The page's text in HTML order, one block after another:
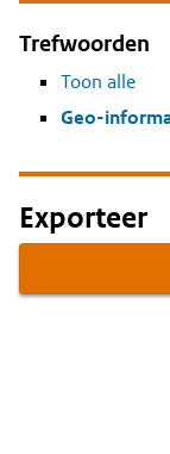
Trefwoorden
Toon alle
Geo-
Exporteer